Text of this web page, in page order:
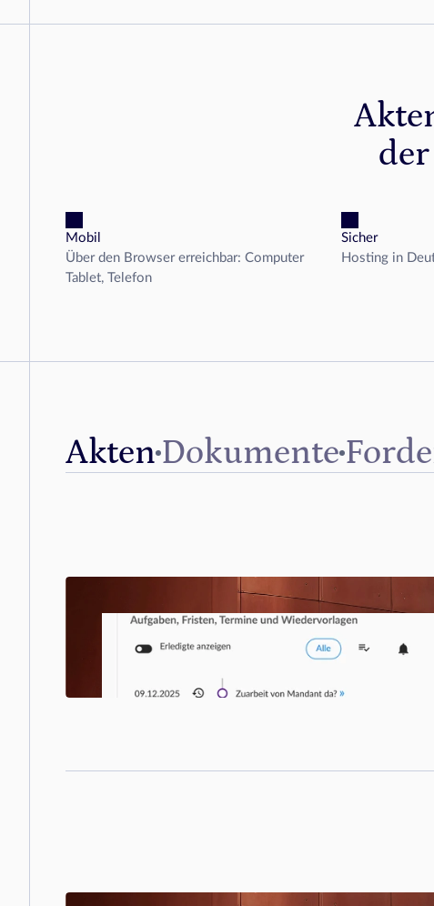
Mobil
Über den Browser erreichbar: Computer
Tablet, Telefon
Sicher
Hosting in
Akten Dokumente